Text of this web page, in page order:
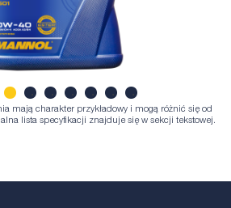
4 5 6 7 8
mają charakter przykładowy i mogą różnić się od
lista specyfikacji znajduje się w sekcji tekstowej.